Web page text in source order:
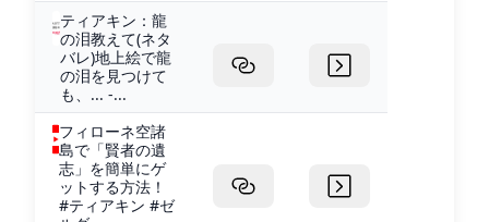
ティアキン：龍
の泪教えて(ネタ
バレ)地上絵で龍
の泪を見つけて
も、... -...
フィローネ空諸
島で「賢者の遺
志」を簡単にゲ
ットする方法！
#ティアキン #ゼ